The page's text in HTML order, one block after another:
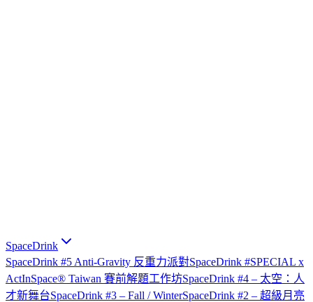
SpaceDrink
SpaceDrink #5 Anti-Gravity 反重力派對SpaceDrink #SPECIAL x
ActInSpace® Taiwan 賽前解題工作坊SpaceDrink #4 – 太空：人
才新舞台SpaceDrink #3 – Fall / WinterSpaceDrink #2 – 超級月亮